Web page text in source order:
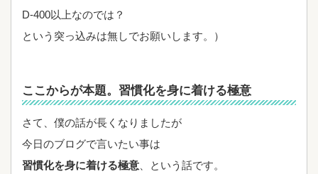
D-400以上なのでは？
という突っ込みは無しでお願いします。）
ここからが本題。習慣化を身に着ける極意
さて、僕の話が長くなりましたが
今日のブログで言いたい事は
習慣化を身に着ける極意 、という話です。